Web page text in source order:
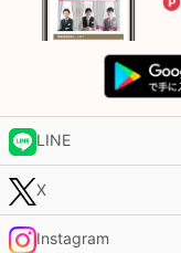
LINE
X
Instagram